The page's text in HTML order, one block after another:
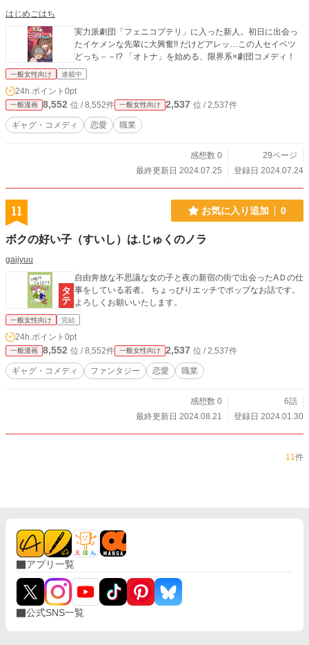
はじめごはち
実力派劇団「フェニコプテリ」に入った新人。初日に出会っ
たイケメンな先輩に大興奮!! だけどアレッ…この人セイベツ
どっち－－!? 「オトナ」を始める、限界系×劇団コメディ！
一般女性向け 連載中
24h.ポイント 0pt
一般漫画 8,552 位 / 8,552件 一般女性向け 2,537 位 / 2,537件
ギャグ・コメディ 恋愛 職業
感想数 0
29ページ
最終更新日 2024.07.25
登録日 2024.07.24
11 お気に入り追加 0
ボクの好い子（すいし）は.じゅくのノラ
gajiyuu
自由奔放な不思議な女の子と夜の新宿の街で出会ったAＤの仕
事をしている若者。 ちょっぴりエッチでポップなお話です。
よろしくお願いいたします。
一般女性向け 完結
24h.ポイント 0pt
一般漫画 8,552 位 / 8,552件 一般女性向け 2,537 位 / 2,537件
ギャグ・コメディ ファンタジー 恋愛 職業
感想数 0
6話
最終更新日 2024.08.21
登録日 2024.01.30
11件
アプリ一覧
公式SNS一覧